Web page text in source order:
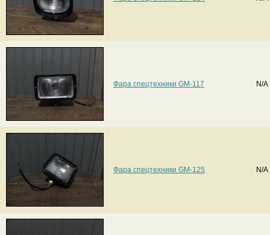
Фара спецтехники GM-117 N/A
Фара спецтехники GM-125 N/A